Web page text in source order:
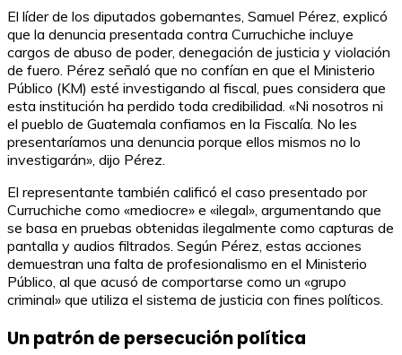
El líder de los diputados gobernantes, Samuel Pérez, explicó
que la denuncia presentada contra Curruchiche incluye
cargos de abuso de poder, denegación de justicia y violación
de fuero. Pérez señaló que no confían en que el Ministerio
Público (KM) esté investigando al fiscal, pues considera que
esta institución ha perdido toda credibilidad. «Ni nosotros ni
el pueblo de Guatemala confiamos en la Fiscalía. No les
presentaríamos una denuncia porque ellos mismos no lo
investigarán», dijo Pérez.
El representante también calificó el caso presentado por
Curruchiche como «mediocre» e «ilegal», argumentando que
se basa en pruebas obtenidas ilegalmente como capturas de
pantalla y audios filtrados. Según Pérez, estas acciones
demuestran una falta de profesionalismo en el Ministerio
Público, al que acusó de comportarse como un «grupo
criminal» que utiliza el sistema de justicia con fines políticos.
Un patrón de persecución política